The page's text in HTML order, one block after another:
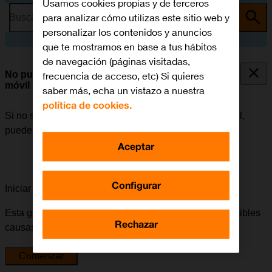
Busca por problema o tema
No puedo utilizar la conexión de internet de mi
móvil
Si no se puede utilizar la conexión de internet del móvil,
puede haber varias causas posibles al problema.
Iniciar la guía para solucionar tu problema
Esta guía te va a conducir a través de una serie de posibles
causas y soluciones al problema.
Comenzar
Usamos cookies propias y de terceros
para analizar cómo utilizas este sitio web y
personalizar los contenidos y anuncios
que te mostramos en base a tus hábitos
de navegación (páginas visitadas,
frecuencia de acceso, etc) Si quieres
saber más, echa un vistazo a nuestra
política de cookies.
Configurar
Rechazar
Aceptar